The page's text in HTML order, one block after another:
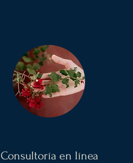
Consultoría en línea